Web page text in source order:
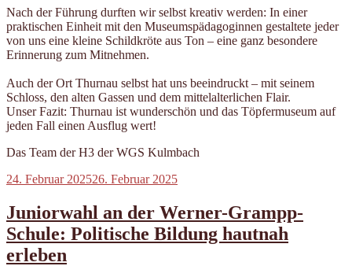
Nach der Führung durften wir selbst kreativ werden: In einer
praktischen Einheit mit den Museumspädagoginnen gestaltete jeder
von uns eine kleine Schildkröte aus Ton – eine ganz besondere
Erinnerung zum Mitnehmen.
Auch der Ort Thurnau selbst hat uns beeindruckt – mit seinem
Schloss, den alten Gassen und dem mittelalterlichen Flair.
Unser Fazit: Thurnau ist wunderschön und das Töpfermuseum auf
jeden Fall einen Ausflug wert!
Das Team der H3 der WGS Kulmbach
Veröffentlicht
24. Februar 202526. Februar 2025
Juniorwahl an der Werner-Grampp-
Schule: Politische Bildung hautnah
erleben